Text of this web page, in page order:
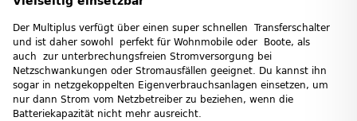
Der Multiplus verfügt über einen super schnellen Transferschalter
und ist daher sowohl perfekt für Wohnmobile oder Boote, als
auch zur unterbrechungsfreien Stromversorgung bei
Netzschwankungen oder Stromausfällen geeignet. Du kannst ihn
sogar in netzgekoppelten Eigenverbrauchsanlagen einsetzen, um
nur dann Strom vom Netzbetreiber zu beziehen, wenn die
Batteriekapazität nicht mehr ausreicht.